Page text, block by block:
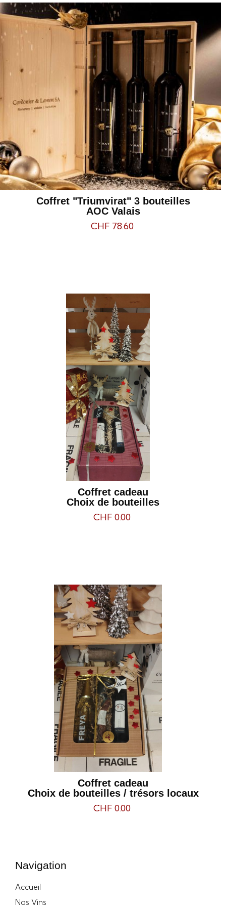
LES COFFRETS
Coffret "Triumvirat" 3 bouteilles
AOC Valais
CHF 78.60
Coffret cadeau
Choix de bouteilles
CHF 0.00
Coffret cadeau
Choix de bouteilles / trésors locaux
CHF 0.00
Navigation
Accueil
Nos Vins